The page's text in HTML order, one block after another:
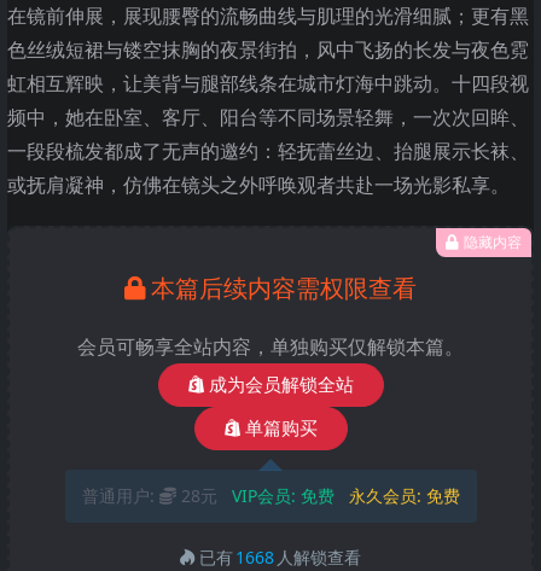
在镜前伸展，展现腰臀的流畅曲线与肌理的光滑细腻；更有黑
色丝绒短裙与镂空抹胸的夜景街拍，风中飞扬的长发与夜色霓
虹相互辉映，让美背与腿部线条在城市灯海中跳动。十四段视
频中，她在卧室、客厅、阳台等不同场景轻舞，一次次回眸、
一段段梳发都成了无声的邀约：轻抚蕾丝边、抬腿展示长袜、
或抚肩凝神，仿佛在镜头之外呼唤观者共赴一场光影私享。
隐藏内容
本篇后续内容需权限查看
会员可畅享全站内容，单独购买仅解锁本篇。
成为会员解锁全站
单篇购买
普通用户: 28元 VIP会员: 免费 永久会员: 免费
已有1668 人解锁查看